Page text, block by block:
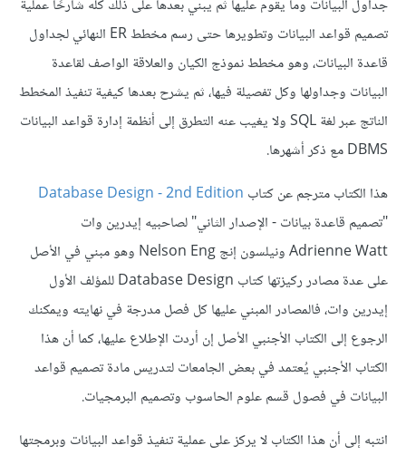
جداول البيانات وما يقوم عليها ثم يبني بعدها على ذلك كله شارحًا عملية
تصميم قواعد البيانات وتطويرها حتى رسم مخطط ER النهائي لجداول
قاعدة البيانات، وهو مخطط نموذج الكيان والعلاقة الواصف لقاعدة
البيانات وجداولها وكل تفصيلة فيها، ثم يشرح بعدها كيفية تنفيذ المخطط
الناتج عبر لغة SQL ولا يغيب عنه التطرق إلى أنظمة إدارة قواعد البيانات
DBMS مع ذكر أشهرها.
هذا الكتاب مترجم عن كتاب Database Design - 2nd Edition
"تصميم قاعدة بيانات - الإصدار الثاني" لصاحبيه إيدرين وات
Adrienne Watt ونيلسون إنج Nelson Eng وهو مبني في الأصل
على عدة مصادر ركيزتها كتاب Database Design للمؤلف الأول
إيدرين وات، فالمصادر المبني عليها كل فصل مدرجة في نهايته ويمكنك
الرجوع إلى الكتاب الأجنبي الأصل إن أردت الإطلاع عليها، كما أن هذا
الكتاب الأجنبي يُعتمد في بعض الجامعات لتدريس مادة تصميم قواعد
البيانات في فصول قسم علوم الحاسوب وتصميم البرمجيات.
انتبه إلى أن هذا الكتاب لا يركز على عملية تنفيذ قواعد البيانات وبرمجتها